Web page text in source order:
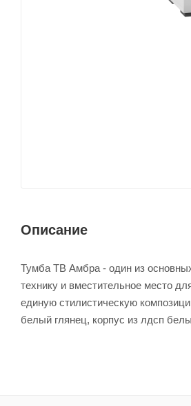
Описание
Тумба ТВ Амбра - один из
технику и вместительное место
единую стилистическую
белый глянец, корпус из лдсп